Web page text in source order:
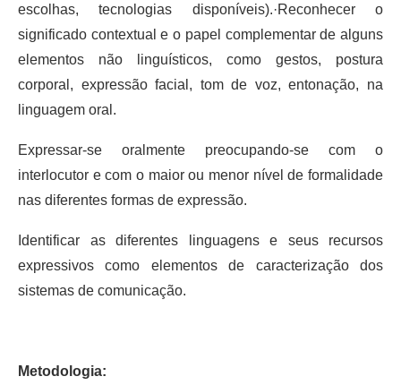
escolhas, tecnologias disponíveis).·Reconhecer o
significado contextual e o papel complementar de alguns
elementos não linguísticos, como gestos, postura
corporal, expressão facial, tom de voz, entonação, na
linguagem oral.
Expressar-se oralmente preocupando-se com o
interlocutor e com o maior ou menor nível de formalidade
nas diferentes formas de expressão.
Identificar as diferentes linguagens e seus recursos
expressivos como elementos de caracterização dos
sistemas de comunicação.
Metodologia: